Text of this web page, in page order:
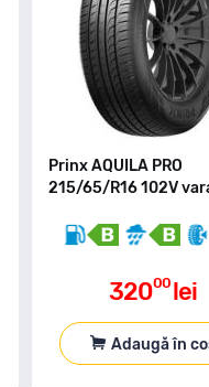
Prinx AQUILA PRO
215/65/R16 102V
32000 lei
Adaugă în